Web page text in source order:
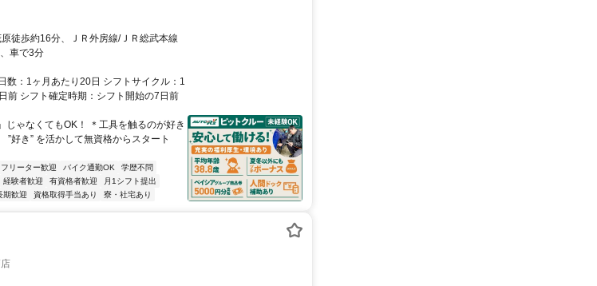
徒歩約16分、ＪＲ外房線/ＪＲ総武本線
車で3分
数：1ヶ月あたり20日 シフトサイクル：1
前 シフト確定時期：シフト開始の7日前
ゃなくてもOK！ ＊工具を触るのが好き
”好き” を活かして無資格からスタート
フリーター歓迎 バイク通勤OK
学歴不問
経験者歓迎 有資格者歓迎
月1シフト提出
期歓迎 資格取得手当あり 寮・社宅あり